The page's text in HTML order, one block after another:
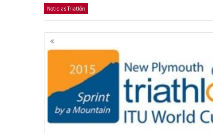
Noticias Triatlón
Navegación
de
entradas